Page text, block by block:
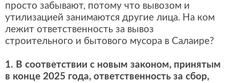
просто забывают, потому что вывозом и
утилизацией занимаются другие лица. На ком
лежит ответственность за вывоз
строительного и бытового мусора в Салаире?
1. В соответствии с новым законом, принятым
в конце 2025 года, ответственность за сбор,